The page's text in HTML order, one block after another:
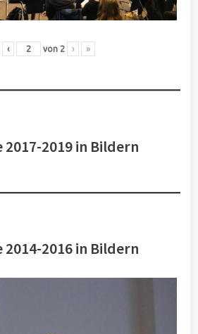
‹ von 2 › »
2017-2019 in Bildern
2014-2016 in Bildern